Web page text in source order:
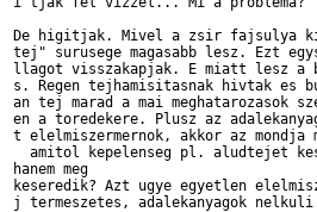
De higitjak. Mivel a zsir fajsulya
tej" surusege magasabb lesz. Ezt
llagot visszakapjak. E miatt lesz a
s. Regen tejhamisitasnak hivtak es
an tej marad a mai
en a toredekere. Plusz az
t elelmiszermernok, akkor az
amitol kepelenseg pl. aludtejet
hanem meg
keseredik? Azt ugye egyetlen
j termeszetes, adalekanyagok